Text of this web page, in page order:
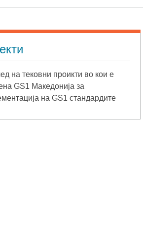
на тековни проикти во кои е
GS1 Македонија за
на GS1 стандардите